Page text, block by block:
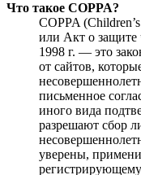
Что такое COPPA?
COPPA
или Акт о защите
1998 г. — это
от сайтов,
письменное
иного вида
разрешают сбор
уверены,